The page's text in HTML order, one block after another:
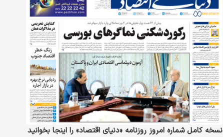
نسخه کامل شماره امروز روزنامه «دنیای‌ اقتصاد» را اینجا بخوانید